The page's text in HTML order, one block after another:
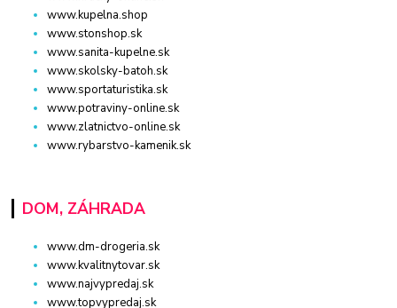
www.kupelna.shop
www.stonshop.sk
www.sanita-kupelne.sk
www.skolsky-batoh.sk
www.sportaturistika.sk
www.potraviny-online.sk
www.zlatnictvo-online.sk
www.rybarstvo-kamenik.sk
DOM, ZÁHRADA
www.dm-drogeria.sk
www.kvalitnytovar.sk
www.najvypredaj.sk
www.topvypredaj.sk